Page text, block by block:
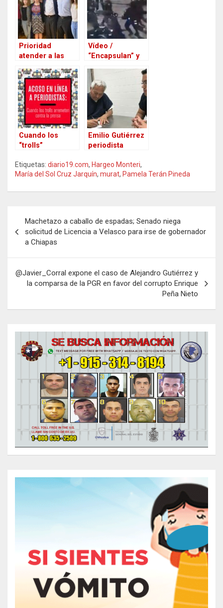
asesinato de
periodista en
Oaxaca
Prioridad
atender a las
delito: Javier
Corral
Vídeo /
“Encapsulan” y
reporteros,
policías de la
Ciudad de
México
Cuando los
“trolls”
contra la prensa
en Redes
Emilio Gutiérrez
periodista
vuelve a pedir
asilo en Estados
Etiquetas: diario19.com, Hargeo Monteri,
María del Sol Cruz Jarquín, murat, Pamela Terán Pineda
de
entradas
Machetazo a caballo de espadas; Senado niega
solicitud de Licencia a Velasco para irse de gobernador
a Chiapas
@Javier_Corral expone el caso de Alejandro Gutiérrez y
la comparsa de la PGR en favor del corrupto Enrique
Peña Nieto